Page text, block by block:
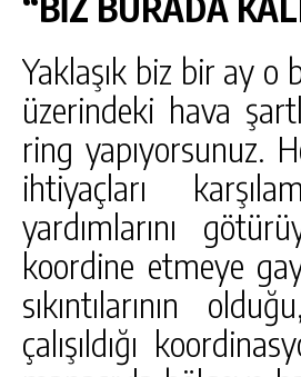
Yaklaşık biz bir ay o
üzerindeki hava
ring yapıyorsunuz.
ihtiyaçları
yardımlarını
koordine etmeye
sıkıntılarının
çalışıldığı